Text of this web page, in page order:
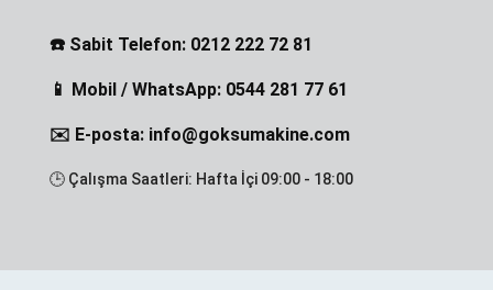
☎️ Sabit Telefon: 0212 222 72 81
📱 Mobil / WhatsApp: 0544 281 77 61
✉️ E-posta: info@goksumakine.com
🕒 Çalışma Saatleri: Hafta İçi 09:00 - 18:00